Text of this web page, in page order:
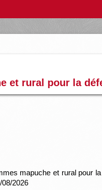
et rural pour la
mapuche et rural pour
08/2026